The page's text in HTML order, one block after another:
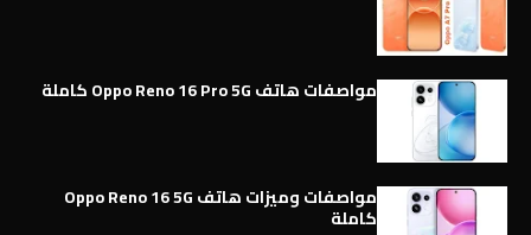
مواصفات هاتف Oppo Reno 16 Pro 5G كاملة
مواصفات وميزات هاتف Oppo Reno 16 5G
كاملة